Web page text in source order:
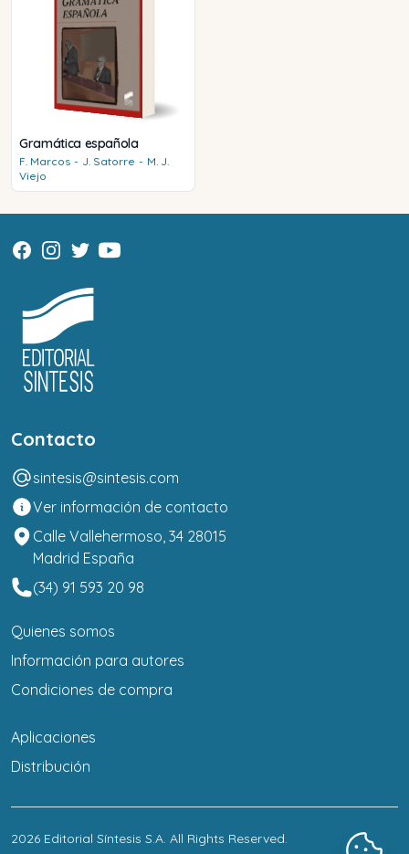
Gramática española
F. Marcos - J. Satorre - M. J.
Viejo
Contacto
sintesis@sintesis.com
Ver información de contacto
Calle Vallehermoso, 34 28015
Madrid España
(34) 91 593 20 98
Quienes somos
Información para autores
Condiciones de compra
Aplicaciones
Distribución
2026 Editorial Síntesis S.A. All Rights Reserved.